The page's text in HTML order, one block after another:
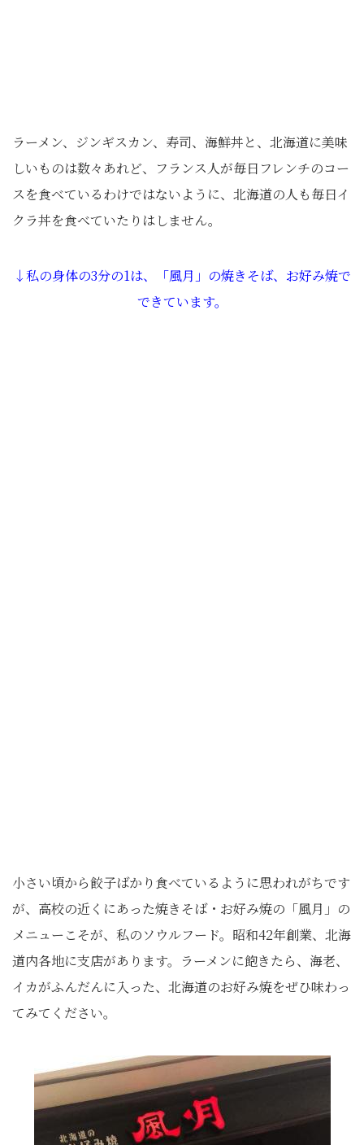
ラーメン、ジンギスカン、寿司、海鮮丼と、北海道に美味
しいものは数々あれど、フランス人が毎日フレンチのコー
スを食べているわけではないように、北海道の人も毎日イ
クラ丼を食べていたりはしません。
↓私の身体の3分の1は、「風月」の焼きそば、お好み焼で
できています。
小さい頃から餃子ばかり食べているように思われがちです
が、高校の近くにあった焼きそば・お好み焼の「風月」の
メニューこそが、私のソウルフード。昭和42年創業、北海
道内各地に支店があります。ラーメンに飽きたら、海老、
イカがふんだんに入った、北海道のお好み焼をぜひ味わっ
てみてください。